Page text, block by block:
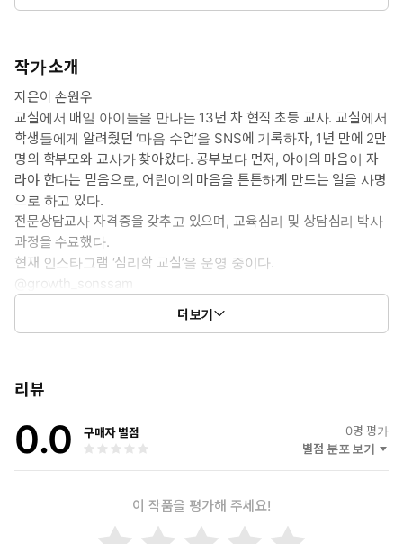
작가 소개
지은이 손원우
교실에서 매일 아이들을 만나는 13년 차 현직 초등 교사. 교실에서
학생들에게 알려줬던 ‘마음 수업’을 SNS에 기록하자, 1년 만에 2만
명의 학부모와 교사가 찾아왔다. 공부보다 먼저, 아이의 마음이 자
라야 한다는 믿음으로, 어린이의 마음을 튼튼하게 만드는 일을 사명
으로 하고 있다.
전문상담교사 자격증을 갖추고 있으며, 교육심리 및 상담심리 박사
과정을 수료했다.
현재 인스타그램 ‘심리학 교실’을 운영 중이다.
@growth_sonssam
이해한 내용을 친구들의 언어로 번역하여 생동감 넘치는 그림으로
역할을 하고 있다.
더보기
리뷰
0.0 구매자 별점 0명 평가
별점 분포 보기
이 작품을 평가해 주세요!